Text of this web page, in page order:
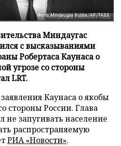
Фото: Mindaugas Kulbis/AP/TASS
Миндаугас
с высказываниями
Робертаса Каунаса о
угрозе со стороны
LRT.
Каунаса о якобы
стороны России. Глава
не запугивать население
распространяемую
РИА «Новости».